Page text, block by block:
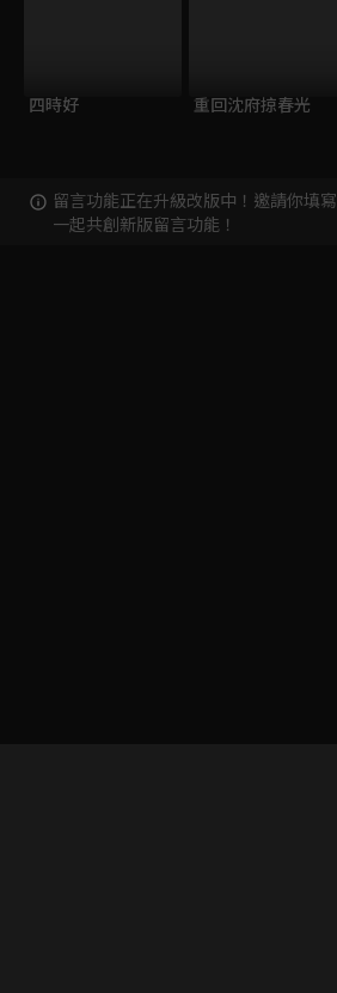
四時好 重回沈府掠春光
留言功能正在升級改版中！邀請你填寫
一起共創新版留言功能！